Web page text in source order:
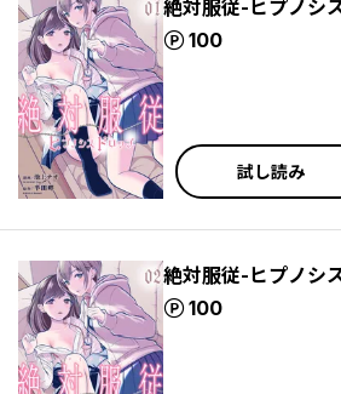
絶対服従-ヒプノシ
100
ポイント
試し読み
絶対服従-ヒプノ
100
ポイント